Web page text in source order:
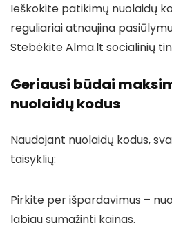
Ieškokite patikimų nuolaidų
reguliariai atnaujina
Stebėkite Alma.lt socialinių
Geriausi būdai
nuolaidų kodus
Naudojant nuolaidų kodus,
taisyklių:
Pirkite per išpardavimus –
labiau sumažinti kainas.